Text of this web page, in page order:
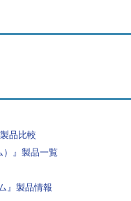
行われた。
品比較
）』製品一覧
』製品情報